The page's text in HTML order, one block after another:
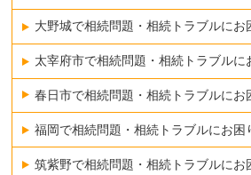
大野城で相続問題・相続トラブルにお
太宰府市で相続問題・相続トラブルに
春日市で相続問題・相続トラブルにお
福岡で相続問題・相続トラブルにお困
筑紫野で相続問題・相続トラブルにお